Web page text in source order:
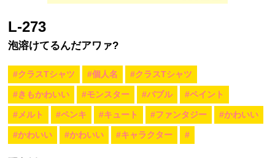
L-273
泡溶けてるんだアワァ?
#クラスTシャツ #個人名 #クラスTシャツ
#きもかわいい #モンスター #バブル #ペイント
#メルト #ペンキ #キュート #ファンタジー #かわいい
#かわいい #かわいい #キャラクター #